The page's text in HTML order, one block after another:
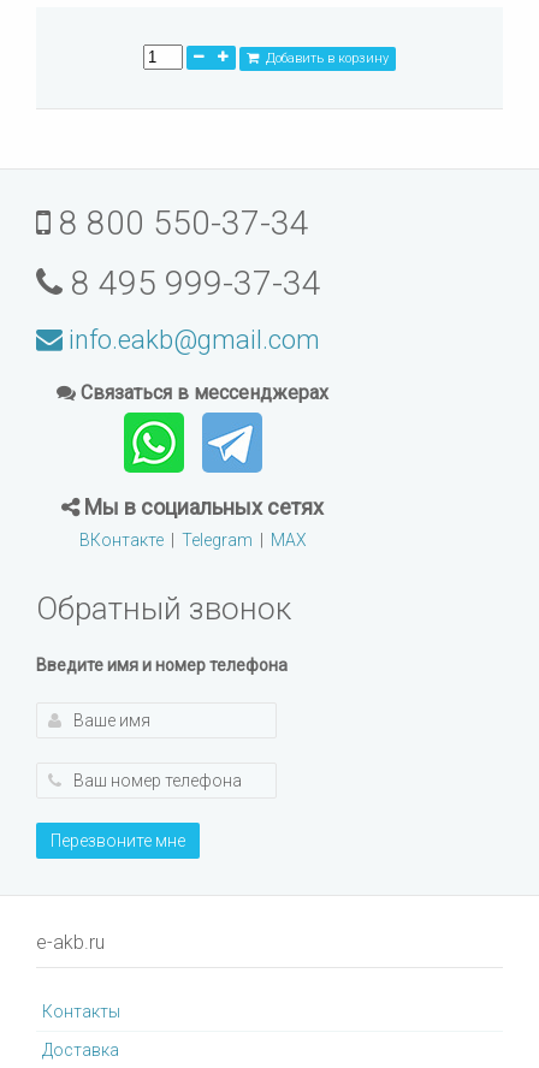
Добавить в корзину
8 800 550-37-34
8 495 999-37-34
info.eakb@gmail.com
Связаться в мессенджерах
Мы в социальных сетях
ВКонтакте| Telegram | MAX
Обратный звонок
Введите имя и номер телефона
Перезвоните мне
e-akb.ru
Контакты
Доставка